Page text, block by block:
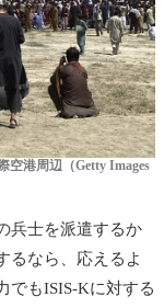
空港周辺（Getty Images
兵士を派遣するか
るなら、応えるよ
でもISIS-Kに対する